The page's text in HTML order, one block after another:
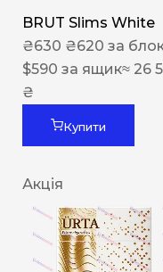
BRUT Slims White
₴630 ₴620 за
$590 за ящик≈ 26
₴
Купити
Акція